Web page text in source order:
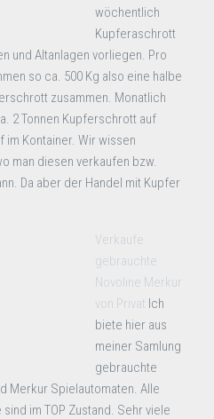
wöchentlich
Kupferaschrott
und Altanlagen vorliegen. Pro
so ca. 500 Kg also eine halbe
zusammen. Monatlich
2 Tonnen Kupferschrott auf
im Kontainer. Wir wissen
man diesen verkaufen bzw.
Da aber der Handel mit Kupfer
Verkaufe
gebrauchte
Novoline Merkur
von Privat Ich
biete hier aus
meiner Samlung
gebrauchte
Merkur Spielautomaten. Alle
im TOP Zustand. Sehr viele